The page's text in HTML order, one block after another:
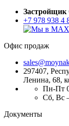
+7 978 938 4
Офис продаж
297407,
Ленина, 68,
Пн-Пт
Сб, Вс
Документы